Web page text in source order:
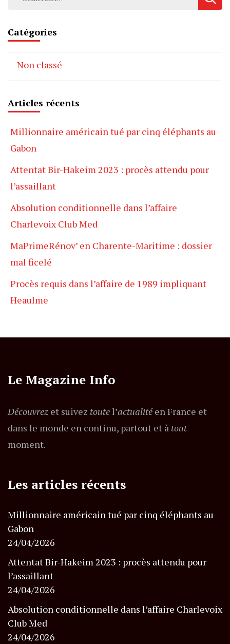
Catégories
Non classé
Articles récents
Millionnaire américain tué par cinq éléphants au
Gabon
Attentat Bir-Hakeim 2023 : procès attendu pour
l’assaillant
Absolution conditionnelle dans l’affaire
Charlevoix Club Med
MaPrimeRénov’ en Charente-Maritime : dossier
mal ficelé
Procès requis dans l’affaire de 1989 impliquant
Heaulme
Le Magazine Info
Découvrez et suivez toutel’actualitéen France et
dans le monde en continu, partout et à tout
moment.
Les articles récents
Millionnaire américain tué par cinq éléphants au
Gabon
24/04/2026
Attentat Bir-Hakeim 2023 : procès attendu pour
l’assaillant
24/04/2026
Absolution conditionnelle dans l’affaire Charlevoix
Club Med
24/04/2026